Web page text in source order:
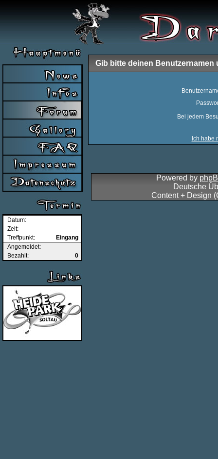
Datum:
Zeit:
Treffpunkt:
Eingang
Angemeldet:
Bezahlt:
0
Gib bitte deinen
Bei jedem
Ich habe
Powered by
Deutsche
Content + Design